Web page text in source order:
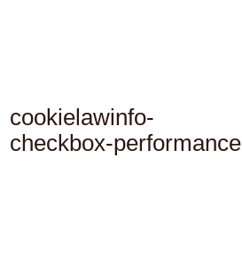
cookielawinfo-
checkbox-performance